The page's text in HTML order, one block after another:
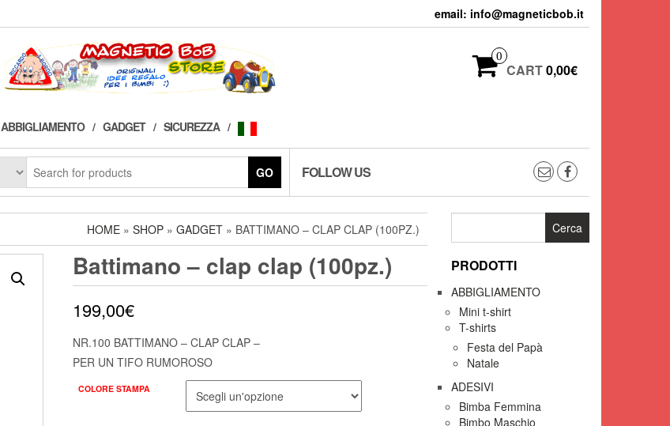
email: info@magneticbob.it
0
CART0,00€
ABBIGLIAMENTO GADGET SICUREZZA
GO FOLLOW US
HOME » SHOP » GADGET » BATTIMANO – CLAP CLAP (100PZ.)
Battimano – clap clap (100pz.)
199,00€
NR.100 BATTIMANO – CLAP CLAP –
PER UN TIFO RUMOROSO
COLORE STAMPA
PRODOTTI
ABBIGLIAMENTO
Mini t-shirt
T-shirts
Festa del Papà
Natale
ADESIVI
Bimba Femmina
Bimbo Maschio